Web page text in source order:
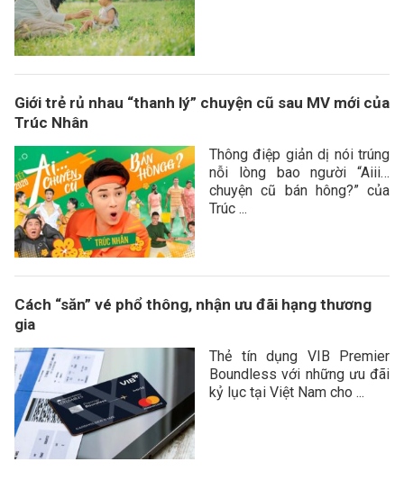
Giới trẻ rủ nhau “thanh lý” chuyện cũ sau MV mới của
Trúc Nhân
Thông điệp giản dị nói trúng
nỗi lòng bao người “Aiii…
chuyện cũ bán hông?” của
Trúc ...
Cách “săn” vé phổ thông, nhận ưu đãi hạng thương
gia
Thẻ tín dụng VIB Premier
Boundless với những ưu đãi
kỷ lục tại Việt Nam cho ...